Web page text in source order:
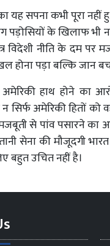
यह सपना कभी पूरा
पड़ोसियों के खिलाफ भी
विदेशी नीति के दम पर
होना पड़ा बल्कि जान
हाथ होने का
अमेरिकी हितों को
से पांव पसारने का
सेना की मौजूदगी
बहुत उचित नहीं है।